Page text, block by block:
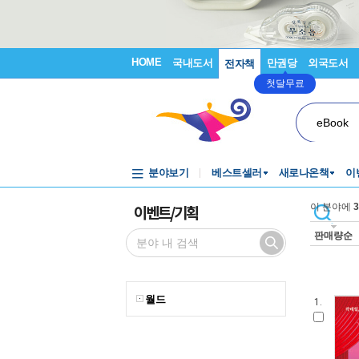
HOME 국내도서 전자책 만권당
첫달무료
외국도서
eBook
분야보기 베스트셀러 새로나온책 이
이벤트/기획
월드
이 분야에 3
판매량순
1.